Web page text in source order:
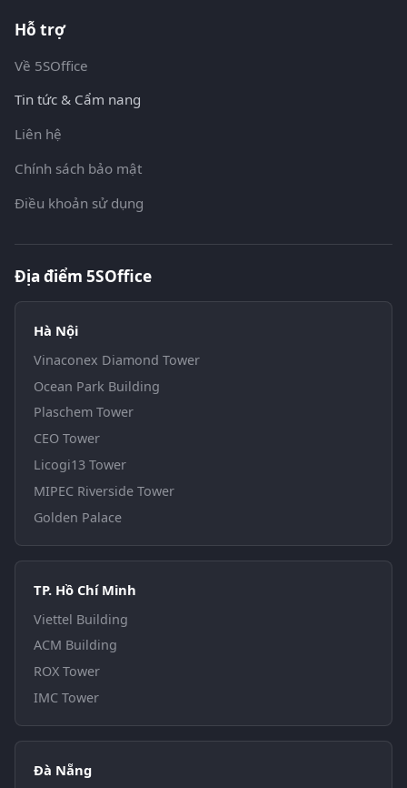
Hỗ trợ
Về 5SOffice
Tin tức & Cẩm nang
Liên hệ
Chính sách bảo mật
Điều khoản sử dụng
Địa điểm 5SOffice
Hà Nội
Vinaconex Diamond Tower
Ocean Park Building
Plaschem Tower
CEO Tower
Licogi13 Tower
MIPEC Riverside Tower
Golden Palace
TP. Hồ Chí Minh
Viettel Building
ACM Building
ROX Tower
IMC Tower
Đà Nẵng